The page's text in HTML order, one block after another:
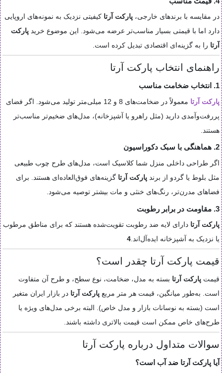
در مقایسه با برندهای خارجی، پارکت آرتا کیفیتی نزدیک به نمونه‌های اروپایی
دارد اما با قیمتی بسیار مناسب‌تر عرضه می‌شود. این موضوع خرید پارکت
آرتا را به گزینه‌ای اقتصادی تبدیل کرده است.
راهنمای انتخاب پارکت آرتا
1. انتخاب ضخامت مناسب
پارکت آرتا
معمولاً در ضخامت‌های 8 و 12 میلی‌متر تولید می‌شود. اگر فضای
پررفت‌وآمدی دارید (مثل راهرو یا آشپزخانه)، مدل‌های ضخیم‌تر مناسب‌تر
هستند.
2. هماهنگی با سبک دکوراسیون
اگر طراحی داخلی منزل شما کلاسیک است، مدل‌های طرح چوب طبیعی
مثل بلوط یا گردو از برند پارکت آرتا گزینه‌های فوق‌العاده‌ای هستند. برای
فضاهای مدرن‌تر، رنگ‌های خنثی و مات بیشتر توصیه می‌شود.
3. مقاومت در برابر رطوبت
پارکت آرتا دارای لایه ضد رطوبت تقویت‌شده هستند که برای مناطق مرطوب
یا نزدیک به آشپزخانه ایده‌آل‌اند. 4
قیمت پارکت آرتا چقدر است؟
قیمت پارکت آرتا بسته به مدل، ضخامت، نوع سطح، و طرح آن متفاوت
است. به‌طور میانگین، قیمت هر متر مربع پارکت آرتا در بازار ایران متغیر
است (بسته به نوسانات بازار و مدل خاص). البته برخی مدل‌های ویژه یا
طرح‌های خاص ممکن است قیمت بالاتری داشته باشند.
سوالات متداول درباره پارکت آرتا
آیا پارکت آرتا ضد آب است؟